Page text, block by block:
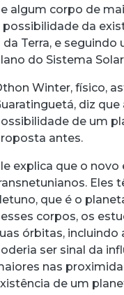
algum corpo de
possibilidade da
da Terra, e
do Sistema
Winter, físico,
diz
de um
antes.
explica que o
Eles
que é o
corpos, os
órbitas, incluindo
ser sinal da
nas
de um
nono